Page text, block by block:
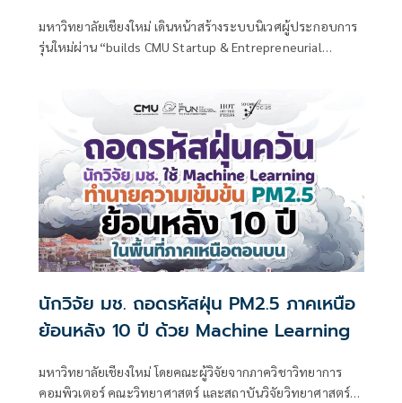
มหาวิทยาลัยเชียงใหม่ เดินหน้าสร้างระบบนิเวศผู้ประกอบการ
รุ่นใหม่ผ่าน “builds CMU Startup & Entrepreneurial
นักวิจัย มช. ถอดรหัสฝุ่น PM2.5 ภาคเหนือ
ย้อนหลัง 10 ปี ด้วย Machine Learning
มหาวิทยาลัยเชียงใหม่ โดยคณะผู้วิจัยจากภาควิชาวิทยาการ
คอมพิวเตอร์ คณะวิทยาศาสตร์ และสถาบันวิจัยวิทยาศาสตร์